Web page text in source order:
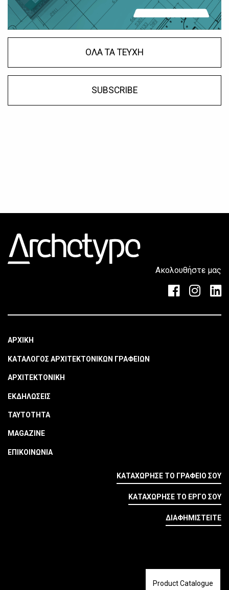
ΟΛΑ ΤΑ ΤΕΥΧΗ
SUBSCRIBE
Ακολουθήστε μας
ΑΡΧΙΚΗ
ΚΑΤΑΛΟΓΟΣ ΑΡΧΙΤΕΚΤΟΝΙΚΩΝ ΓΡΑΦΕΙΩΝ
ΑΡΧΙΤΕΚΤΟΝΙΚΗ
ΕΚΔΗΛΩΣΕΙΣ
ΤΑΥΤΟΤΗΤΑ
MAGAZINE
ΕΠΙΚΟΙΝΩΝΙΑ
ΚΑΤΑΧΩΡΗΣΕ ΤΟ ΓΡΑΦΕΙΟ ΣΟΥ
ΚΑΤΑΧΩΡΗΣΕ ΤΟ ΕΡΓΟ ΣΟΥ
ΔΙΑΦΗΜΙΣΤΕΙΤΕ
Product Catalogue